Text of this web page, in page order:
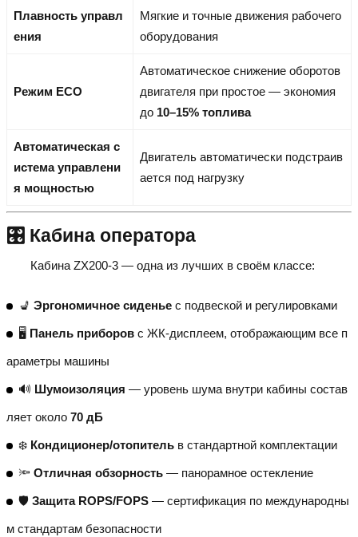
Плавность управл
ения
Мягкие и точные движения рабочего
оборудования
Режим ECO
Автоматическое снижение оборотов
двигателя при простое — экономия
до 10–15% топлива
Автоматическая с
истема управлени
я мощностью
Двигатель автоматически подстраив
ается под нагрузку
🎛️ Кабина оператора
Кабина ZX200-3 — одна из лучших в своём классе:
💺 Эргономичное сиденье с подвеской и регулировками
🖥️ Панель приборов с ЖК-дисплеем, отображающим все п
араметры машины
🔊 Шумоизоляция — уровень шума внутри кабины состав
ляет около 70 дБ
❄️ Кондиционер/отопитель в стандартной комплектации
🔦 Отличная обзорность — панорамное остекление
🛡️ Защита ROPS/FOPS — сертификация по международны
м стандартам безопасности